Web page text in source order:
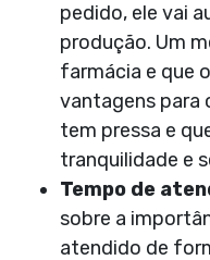
pedido, ele vai
produção. Um
farmácia e que
vantagens para
tem pressa e
tranquilidade e
Tempo de
sobre a
atendido de